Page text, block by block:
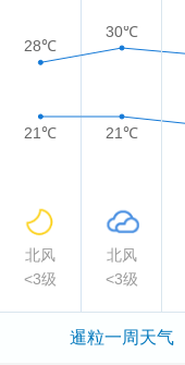
28℃
30℃
21℃ 21℃
北风 北风
<3级
<3级
暹粒一周天气